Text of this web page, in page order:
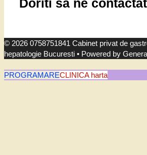
Doriti sa ne
© 2026 0758751841 Cabinet privat de
hepatologie Bucuresti • Powered by
PROGRAMARECLINICA harta